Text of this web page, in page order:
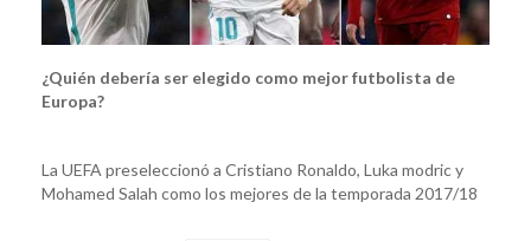
¿Quién debería ser elegido como mejor futbolista de
Europa?
La UEFA preseleccionó a Cristiano Ronaldo, Luka modric y
Mohamed Salah como los mejores de la temporada 2017/18